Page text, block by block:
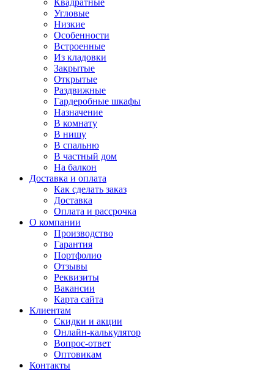
Квадратные
Угловые
Низкие
Особенности
Встроенные
Из кладовки
Закрытые
Открытые
Раздвижные
Гардеробные шкафы
Назначение
В комнату
В нишу
В спальню
В частный дом
На балкон
Доставка и оплата
Как сделать заказ
Доставка
Оплата и рассрочка
О компании
Производство
Гарантия
Портфолио
Отзывы
Реквизиты
Вакансии
Карта сайта
Клиентам
Скидки и акции
Онлайн-калькулятор
Вопрос-ответ
Оптовикам
Контакты